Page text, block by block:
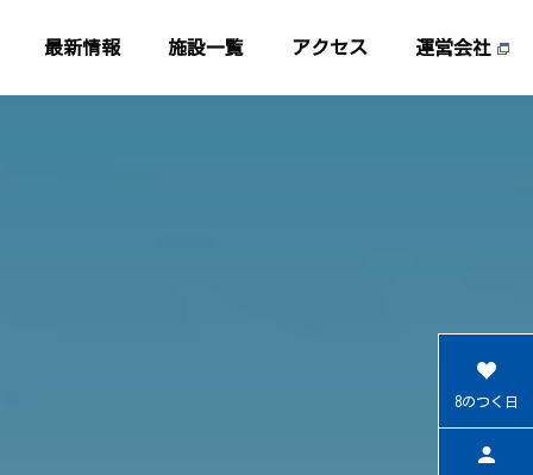
最新情報 施設一覧 アクセス 運営会社
8のつく日